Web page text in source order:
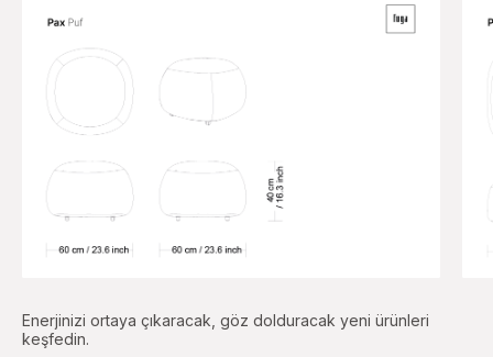
Enerjinizi ortaya çıkaracak, göz dolduracak yeni ürünleri
keşfedin.